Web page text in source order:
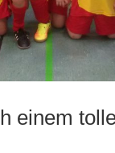
einem